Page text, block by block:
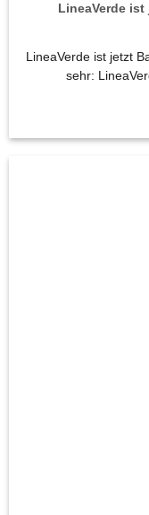
LineaVerde
LineaVerde ist jetzt
sehr: